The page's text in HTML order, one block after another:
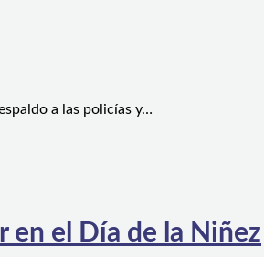
a las policías y…
en el Día de la Niñez